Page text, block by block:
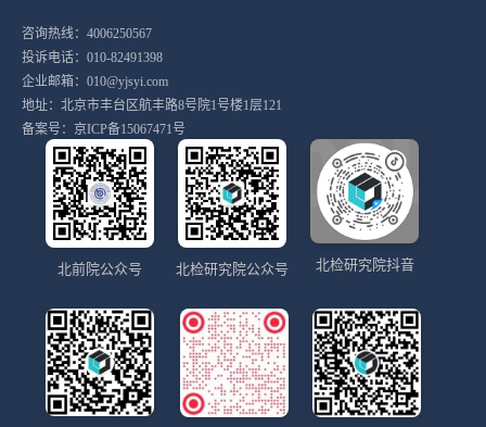
咨询热线：4006250567
投诉电话：010-82491398
企业邮箱：010@yjsyi.com
地址：北京市丰台区航丰路8号院1号楼1层121
备案号： 京ICP备15067471号
北前院公众号 北检研究院公众号 北检研究院抖音